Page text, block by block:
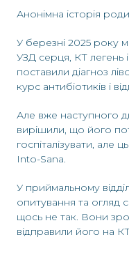
Анонімна історія
У березні 2025 року
УЗД серця, КТ легень і
поставили діагноз
курс антибіотиків і
Але вже наступного
вирішили, що його
госпіталізувати, але
Into-Sana.
У приймальному
опитування та огляд
щось не так. Вони
відправили його на